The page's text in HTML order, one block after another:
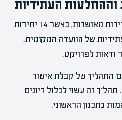
העתידיות
הפרויקט כולל תכנון ל-63 דירות מאושרות, כאשר 14 יחידות
של הוועדה המקומית.
ודאות לפרויקט.
התהליך של קבלת אישור
תהליך זה עשוי לכלול דיונים
בתכנון הראשוני.